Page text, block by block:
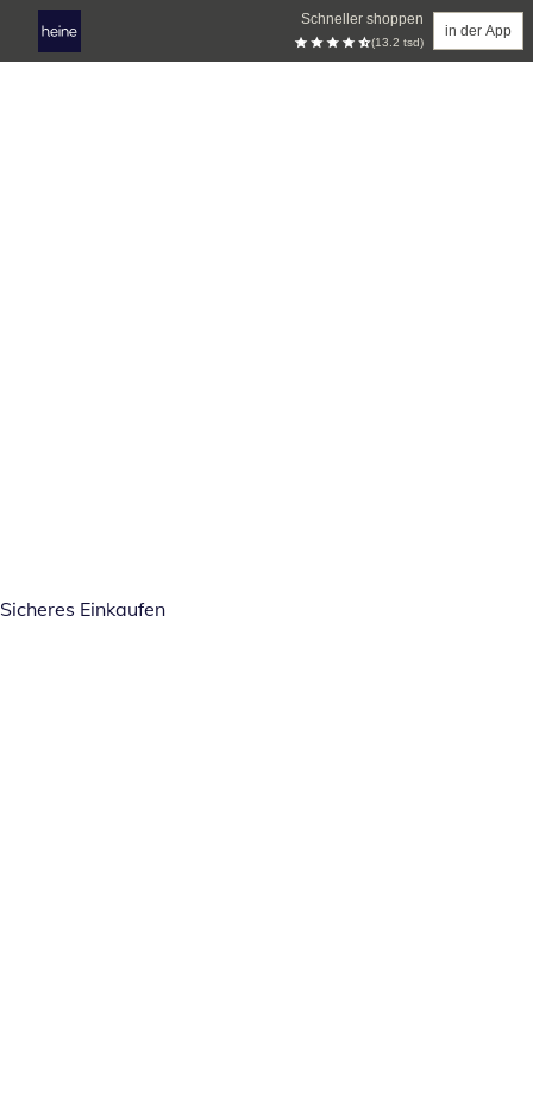
Schneller shoppen
(13.2 tsd)
in der App
Sicheres Einkaufen